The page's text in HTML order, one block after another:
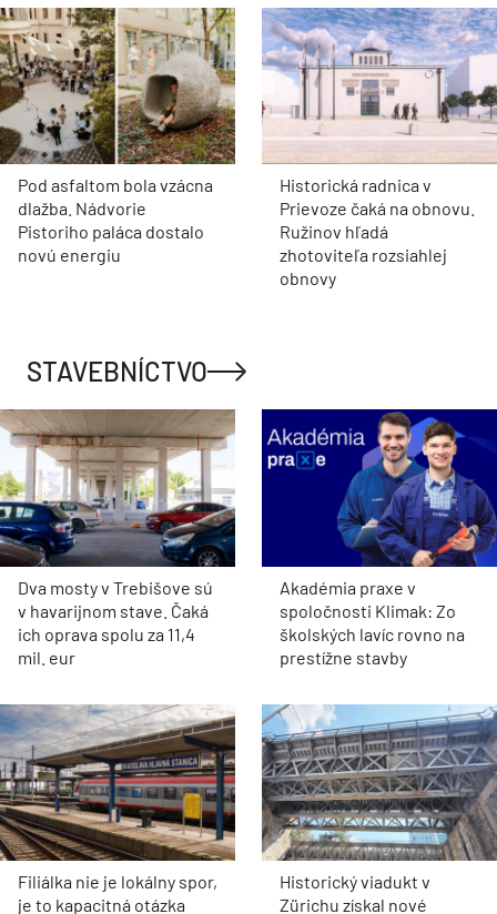
Pod asfaltom bola vzácna
dlažba. Nádvorie
Pistoriho paláca dostalo
novú energiu
Historická radnica v
Prievoze čaká na obnovu.
Ružinov hľadá
zhotoviteľa rozsiahlej
obnovy
STAVEBNÍCTVO
Dva mosty v Trebišove sú
v havarijnom stave. Čaká
ich oprava spolu za 11,4
mil. eur
Akadémia praxe v
spoločnosti Klimak: Zo
školských lavíc rovno na
prestížne stavby
Filiálka nie je lokálny spor,
je to kapacitná otázka
Historický viadukt v
Zürichu získal nové